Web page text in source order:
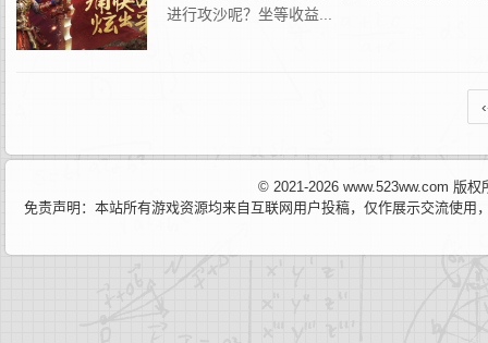
进行攻沙呢？坐等收益...
© 2021-2026 www.523ww.com 版
免责声明：本站所有游戏资源均来自互联网用户投稿，仅作展示交流使